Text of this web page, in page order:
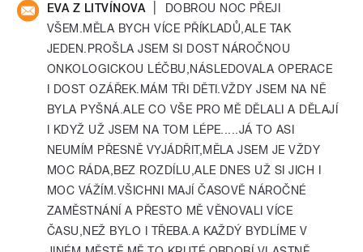
EVA Z LITVÍNOVA
DOBROU NOC PŘEJI
VŠEM.MĚLA BYCH VÍCE PŘÍKLADŮ,ALE TAK
JEDEN.PROŠLA JSEM SI DOST NÁROČNOU
ONKOLOGICKOU LÉČBU,NÁSLEDOVALA OPERACE
I DOST OZÁŘEK.MÁM TŘI DĚTI.VŽDY JSEM NA NĚ
BYLA PYŠNÁ.ALE CO VŠE PRO MĚ DĚLALI A DĚLAJÍ
I KDYŽ UŽ JSEM NA TOM LÉPE.....JÁ TO ASI
NEUMÍM PŘESNĚ VYJÁDŘIT,MĚLA JSEM JE VŽDY
MOC RÁDA,BEZ ROZDÍLU,ALE DNES UŽ SI JICH I
MOC VÁŽÍM.VŠICHNI MAJÍ ČASOVĚ NÁROČNÉ
ZAMĚSTNÁNÍ A PŘESTO MĚ VĚNOVALI VÍCE
ČASU,NEŽ BYLO I TŘEBA.A KAŽDÝ BYDLÍME V